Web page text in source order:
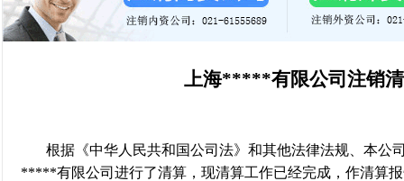
上海*****有限公司 注销
根据《中华人民共和国公司法》和其他法律法规、本公
*****有限公司 进行了清算，现清算工作已经完成，作清算